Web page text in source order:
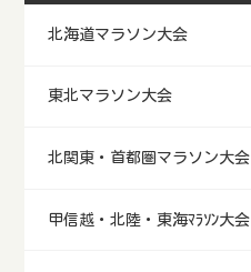
北海道マラソン大会
東北マラソン大会
北関東・首都圏マラソン大会
甲信越・北陸・東海ﾏﾗｿﾝ大会